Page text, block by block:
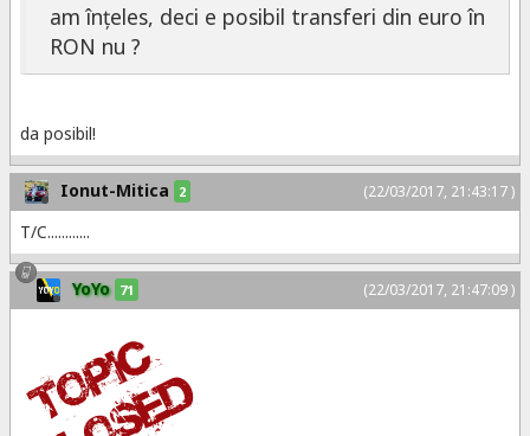
am înțeles, deci e posibil transferi din euro în
RON nu ?
da posibil!
(22/03/2017, 21:43:17 )
Ionut-Mitica 2
T/C............
(22/03/2017, 21:47:09 )
YoYo 71